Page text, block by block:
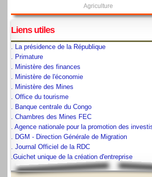
Agriculture
Liens utiles
. La présidence de la République
. Primature
. Ministère des finances
. Ministère de l'économie
. Ministère des Mines
. Office du tourisme
. Banque centrale du Congo
. Chambres des Mines FEC
. Agence nationale pour la promotion des
. DGM - Direction Générale de Migration
. Journal Officiel de la RDC
.Guichet unique de la création d'entreprise